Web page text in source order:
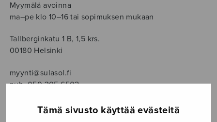
Tämä sivusto käyttää evästeitä
Myymälä avoinna
ma–pe klo 10–16 tai sopimuksen mukaan
Tallberginkatu 1 B, 1,5 krs.
00180 Helsinki
myynti@sulasol.fi
puh. 050 305 6502